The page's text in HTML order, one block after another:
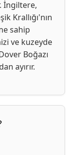
İngiltere,
Krallığı'nın
sahip
ve kuzeyde
Boğazı
ayırır.